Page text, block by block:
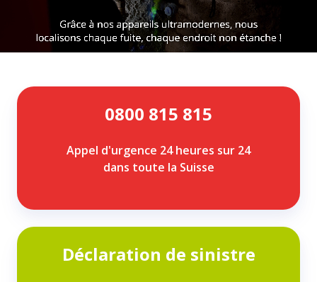
0800 815 815
Appel d'urgence 24 heures sur 24
dans toute la Suisse
815
Déclaration de sinistre
de